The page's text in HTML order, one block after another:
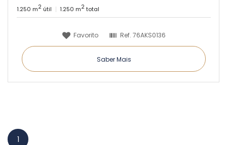
1.250 m2 útil 1.250 m2total
Favorito Ref. 76AKS0136
Saber Mais
1